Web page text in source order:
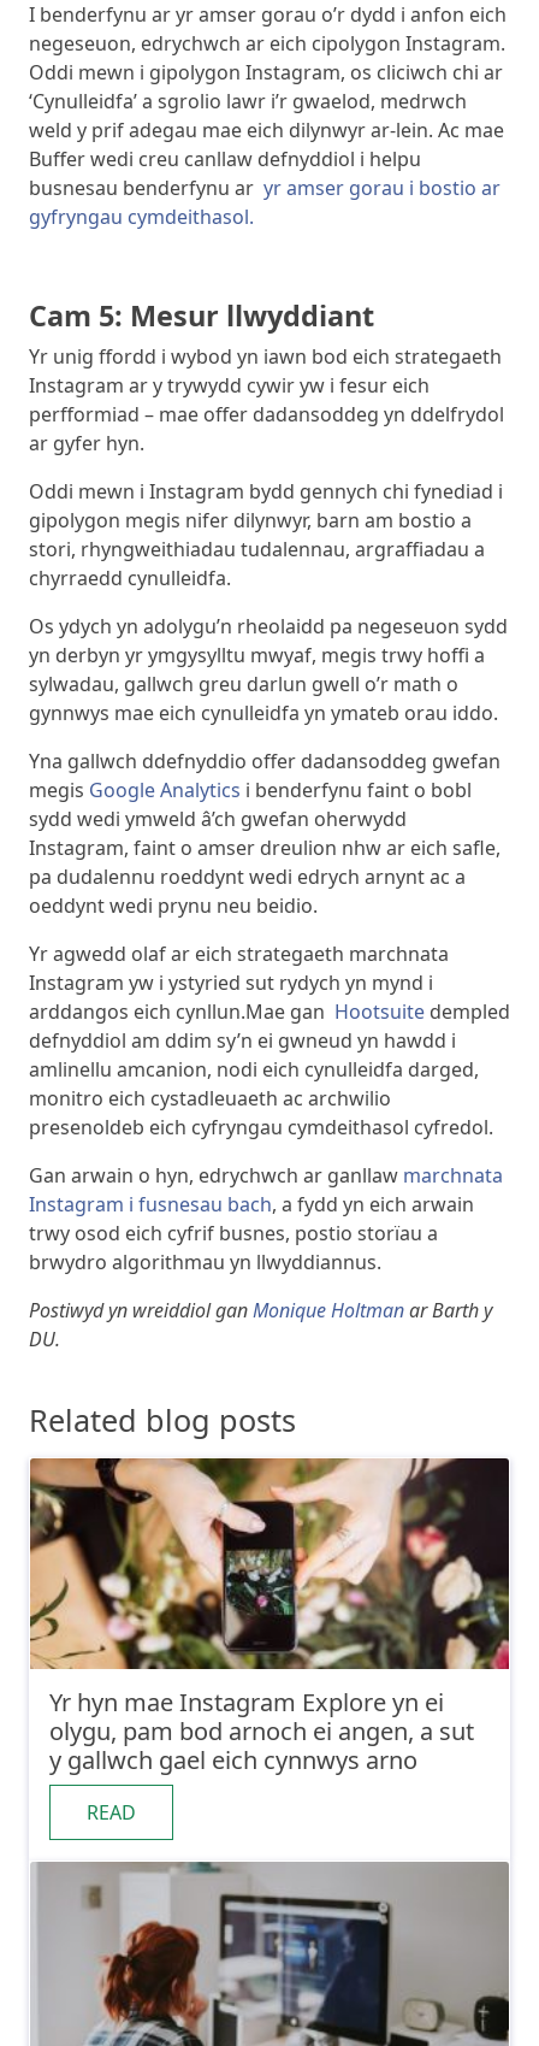
I benderfynu ar yr amser gorau o’r dydd i anfon eich
negeseuon, edrychwch ar eich cipolygon Instagram.
Oddi mewn i gipolygon Instagram, os cliciwch chi ar
‘Cynulleidfa’ a sgrolio lawr i’r gwaelod, medrwch
weld y prif adegau mae eich dilynwyr ar-lein. Ac mae
Buffer wedi creu canllaw defnyddiol i helpu
busnesau benderfynu ar yr amser gorau i bostio ar
gyfryngau cymdeithasol.
Cam 5: Mesur llwyddiant
Yr unig ffordd i wybod yn iawn bod eich strategaeth
Instagram ar y trywydd cywir yw i fesur eich
perfformiad – mae offer dadansoddeg yn ddelfrydol
ar gyfer hyn.
Oddi mewn i Instagram bydd gennych chi fynediad i
gipolygon megis nifer dilynwyr, barn am bostio a
stori, rhyngweithiadau tudalennau, argraffiadau a
chyrraedd cynulleidfa.
Os ydych yn adolygu’n rheolaidd pa negeseuon sydd
yn derbyn yr ymgysylltu mwyaf, megis trwy hoffi a
sylwadau, gallwch greu darlun gwell o’r math o
gynnwys mae eich cynulleidfa yn ymateb orau iddo.
Yna gallwch ddefnyddio offer dadansoddeg gwefan
megis Google Analytics i benderfynu faint o bobl
sydd wedi ymweld â’ch gwefan oherwydd
Instagram, faint o amser dreulion nhw ar eich safle,
pa dudalennu roeddynt wedi edrych arnynt ac a
oeddynt wedi prynu neu beidio.
Yr agwedd olaf ar eich strategaeth marchnata
Instagram yw i ystyried sut rydych yn mynd i
arddangos eich cynllun.Mae gan Hootsuite dempled
defnyddiol am ddim sy’n ei gwneud yn hawdd i
amlinellu amcanion, nodi eich cynulleidfa darged,
monitro eich cystadleuaeth ac archwilio
presenoldeb eich cyfryngau cymdeithasol cyfredol.
Gan arwain o hyn, edrychwch ar ganllaw marchnata
Instagram i fusnesau bach, a fydd yn eich arwain
trwy osod eich cyfrif busnes, postio storïau a
brwydro algorithmau yn llwyddiannus.
Postiwyd yn wreiddiol ganMonique Holtmanar Barth y
DU.
Related blog posts
Yr hyn mae Instagram Explore yn ei
olygu, pam bod arnoch ei angen, a sut
y gallwch gael eich cynnwys arno
READ